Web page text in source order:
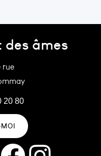
des âmes
rue
20 80